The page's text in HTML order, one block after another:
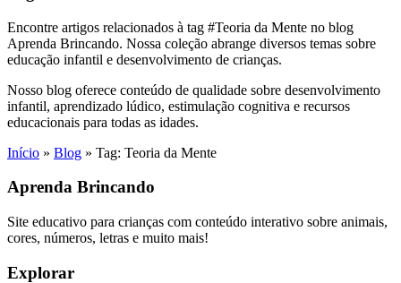
Encontre artigos relacionados à tag #Teoria da Mente no blog
Aprenda Brincando. Nossa coleção abrange diversos temas sobre
educação infantil e desenvolvimento de crianças.
Nosso blog oferece conteúdo de qualidade sobre desenvolvimento
infantil, aprendizado lúdico, estimulação cognitiva e recursos
educacionais para todas as idades.
Início » Blog » Tag: Teoria da Mente
Aprenda Brincando
Site educativo para crianças com conteúdo interativo sobre animais,
cores, números, letras e muito mais!
Explorar